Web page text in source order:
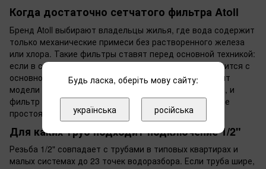
Когда достаточно сетчатого фильтра Atoll
Бренд Atoll выбирают владельцы жилья, где вода содержит
только механические примеси без растворенного железа
или хлора. Такие фильтры ставят перед основной техникой:
если в системе нет тонких загрязнений, сетка справится с
основной задачей. Сантехники в старых домах хвалят
модели с воздухоотводчиком — воздух выходит сам, и
фильтр не "захлебывается" при первом запуске после
простоя.
Для каких труб подходит подключение 1/2"
Резьба 1/2" совпадает с трубами в типовых квартирах и
малых системах до 23 точек водоразбора. Если труба шире,
Будь ласка, оберіть мову сайту:
українська російська